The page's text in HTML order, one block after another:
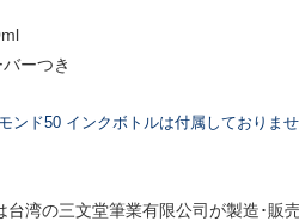
ーつき
ンド50 インクボトルは付属しておりま
台湾の三文堂筆業有限公司が製造･販